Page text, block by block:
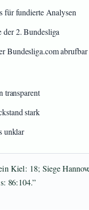
für fundierte Analysen
der 2. Bundesliga
Bundesliga.com abrufbar
transparent
stark
unklar
Kiel: 18; Siege
86:104.”